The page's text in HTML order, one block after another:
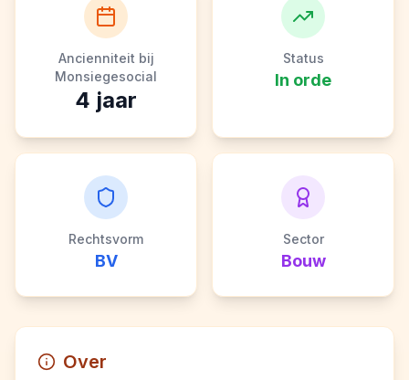
Ancienniteit bij
Monsiegesocial
4 jaar
Status
In orde
Rechtsvorm
BV
Sector
Bouw
Over